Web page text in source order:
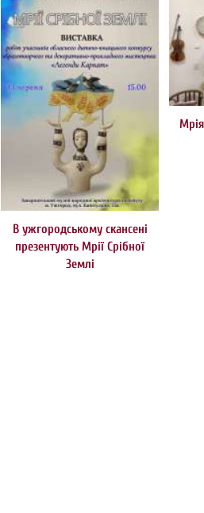
В ужгородському скансені
презентують Мрії Срібної
Землі